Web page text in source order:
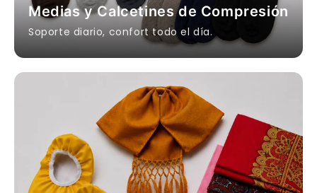
Medias y Calcetines de Compresión
Soporte diario, confort todo el día.